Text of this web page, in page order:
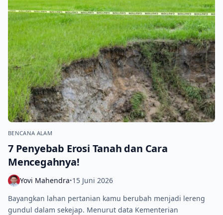
BENCANA ALAM
7 Penyebab Erosi Tanah dan Cara
Mencegahnya!
Yovi Mahendra•15 Juni 2026
Bayangkan lahan pertanian kamu berubah menjadi lereng
gundul dalam sekejap. Menurut data Kementerian